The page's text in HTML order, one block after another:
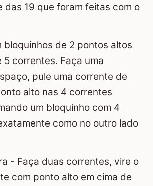
das 19 que foram feitas com o
bloquinhos de 2 pontos altos
5 correntes. Faça uma
pule uma corrente de
alto nas 4 correntes
um bloquinho com 4
como no outro lado
- Faça duas correntes, vire o
com ponto alto em cima de